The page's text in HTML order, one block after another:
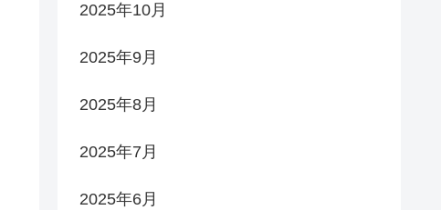
2025年10月
2025年9月
2025年8月
2025年7月
2025年6月